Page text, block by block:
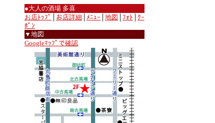
●大人の酒場 多喜
お店ﾄｯﾌﾟ
お店詳細 ﾒﾆｭｰ 地図 ﾌｫﾄ
ｸｰ
ﾎﾟﾝ
▼地図
Googleﾏｯﾌﾟで確認